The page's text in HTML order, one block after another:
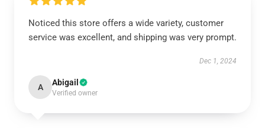
Noticed this store offers a wide variety, customer
service was excellent, and shipping was very prompt.
Dec 1, 2024
A Abigail
Verified owner